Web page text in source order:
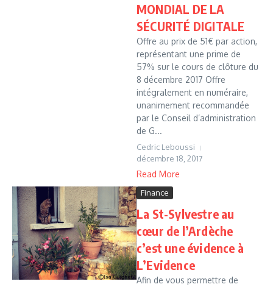
MONDIAL DE LA
SÉCURITÉ DIGITALE
Offre au prix de 51€ par action,
représentant une prime de
57% sur le cours de clôture du
8 décembre 2017 Offre
intégralement en numéraire,
unanimement recommandée
par le Conseil d’administration
de G...
Cedric Leboussi
décembre 18, 2017
Read More
Finance
La St-Sylvestre au
cœur de l’Ardèche
c’est une évidence à
L’Evidence
Afin de vous permettre de